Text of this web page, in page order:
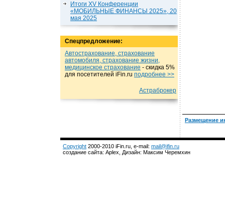
Итоги XV Конференции
«МОБИЛЬНЫЕ ФИНАНСЫ 2025», 20
мая 2025
Спецпредложение:
Автострахование, страхование
автомобиля, страхование жизни,
медицинское страхование - cкидка 5%
для посетителей iFin.ru подробнеe >>
Астраброкер
Размещение
Copyright 2000-2010 iFin.ru, e-mail: mail@ifin.ru
создание сайта: Aplex, Дизайн: Максим Черемхин